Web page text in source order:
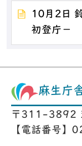
10月2日
初登庁－
麻生庁
〒311-3892
【電話番号